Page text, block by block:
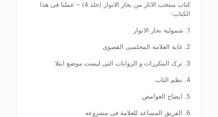
کتاب منتخب الاثار من بحار الانوار (جلد 4) – عملنا فی هذا
الکتاب:
1. شمولیة بحار الانوار
2. غایة العلامة المجلسی القصوی
3. ترک المکررات و الروایات التی لیست موضع ابتلا
4. نظم التاب
5. ایضاح الغوامض
6. الفریق المساعد للعلامة فی مشروعه